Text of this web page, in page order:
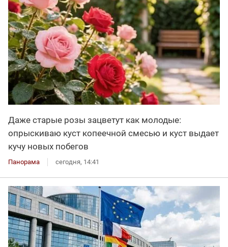
Даже старые розы зацветут как молодые:
опрыскиваю куст копеечной смесью и куст выдает
кучу новых побегов
Панорама сегодня, 14:41